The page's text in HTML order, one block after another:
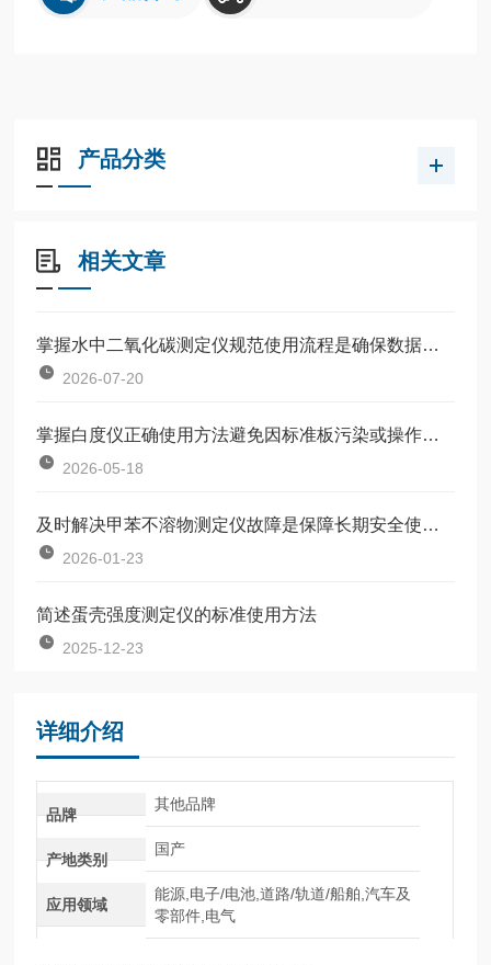
产品分类
相关文章
掌握水中二氧化碳测定仪规范使用流程是确保数据准确可靠的前提
2026-07-20
掌握白度仪正确使用方法避免因标准板污染或操作不规范引入误差
2026-05-18
及时解决甲苯不溶物测定仪故障是保障长期安全使用的关键
2026-01-23
简述蛋壳强度测定仪的标准使用方法
2025-12-23
详细介绍
品牌
其他品牌
产地类别
国产
应用领域
能源,电子/电池,道路/轨道/船舶,汽车及
零部件,电气